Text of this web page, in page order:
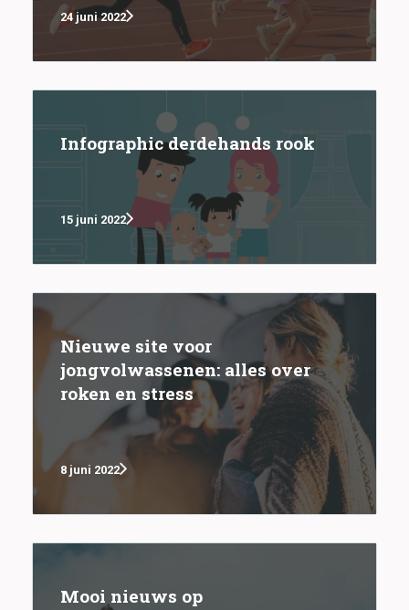
24 juni 2022
Infographic derdehands rook
15 juni 2022
Nieuwe site voor
jongvolwassenen: alles over
roken en stress
8 juni 2022
Mooi nieuws op